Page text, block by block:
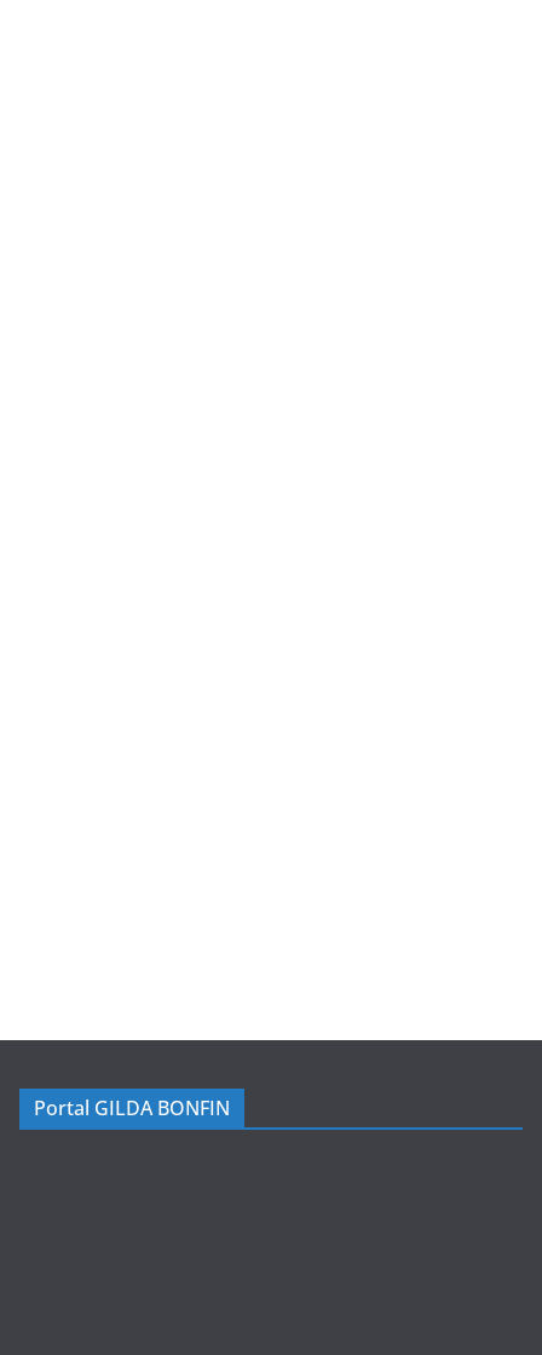
Portal GILDA BONFIN